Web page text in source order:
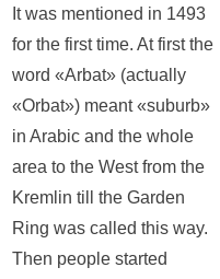
It was mentioned in 1493
for the first time. At first the
word «Arbat» (actually
«Orbat») meant «suburb»
in Arabic and the whole
area to the West from the
Kremlin till the Garden
Ring was called this way.
Then people started